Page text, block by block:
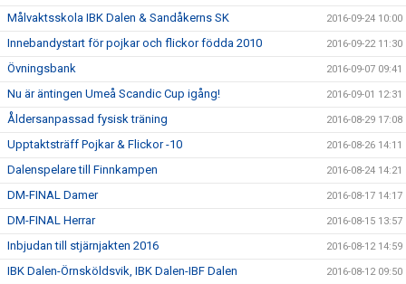
Målvaktsskola IBK Dalen & Sandåkerns SK 2016-09-24 10:00
Innebandystart för pojkar och flickor födda 2010 2016-09-22 11:30
Övningsbank 2016-09-07 09:41
Nu är äntingen Umeå Scandic Cup igång! 2016-09-01 12:31
Åldersanpassad fysisk träning 2016-08-29 17:08
Upptaktsträff Pojkar & Flickor -10 2016-08-26 14:11
Dalenspelare till Finnkampen 2016-08-24 14:21
DM-FINAL Damer 2016-08-17 14:17
DM-FINAL Herrar 2016-08-15 13:57
Inbjudan till stjärnjakten 2016 2016-08-12 14:59
IBK Dalen-Örnsköldsvik, IBK Dalen-IBF Dalen 2016-08-12 09:50